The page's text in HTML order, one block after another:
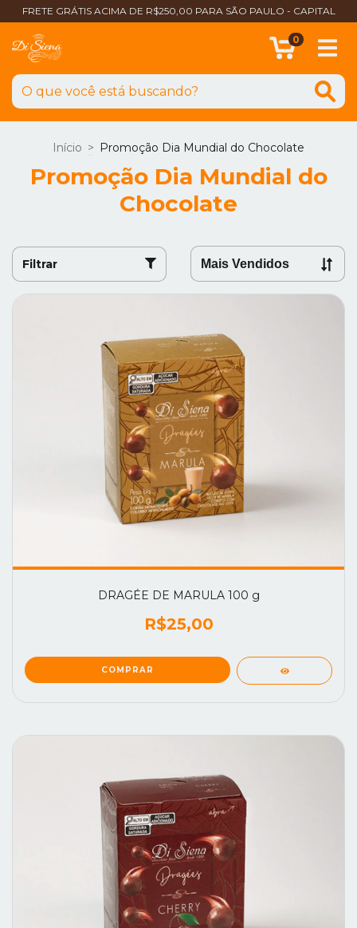
FRETE GRÁTIS ACIMA DE R$250,00 PARA SÃO PAULO - CAPITAL
0
Início > Promoção Dia Mundial do Chocolate
Promoção Dia Mundial do
Chocolate
Filtrar
DRAGÉE DE MARULA 100 g
R$25,00